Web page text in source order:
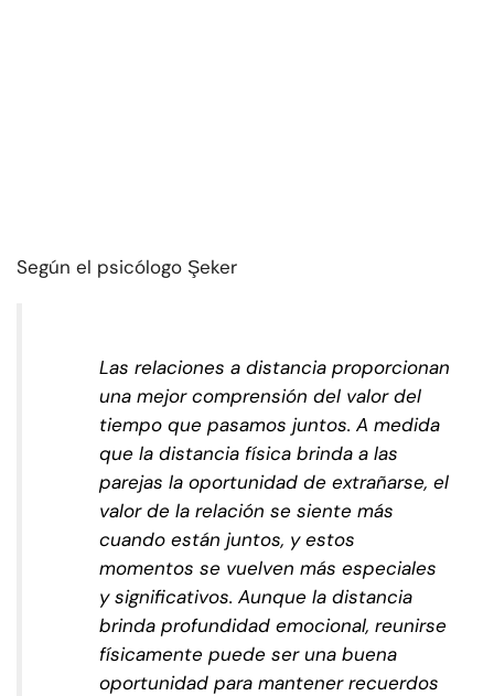
Según el psicólogo Şeker
Las relaciones a distancia proporcionan
una mejor comprensión del valor del
tiempo que pasamos juntos. A medida
que la distancia física brinda a las
parejas la oportunidad de extrañarse, el
valor de la relación se siente más
cuando están juntos, y estos
momentos se vuelven más especiales
y significativos. Aunque la distancia
brinda profundidad emocional, reunirse
físicamente puede ser una buena
oportunidad para mantener recuerdos